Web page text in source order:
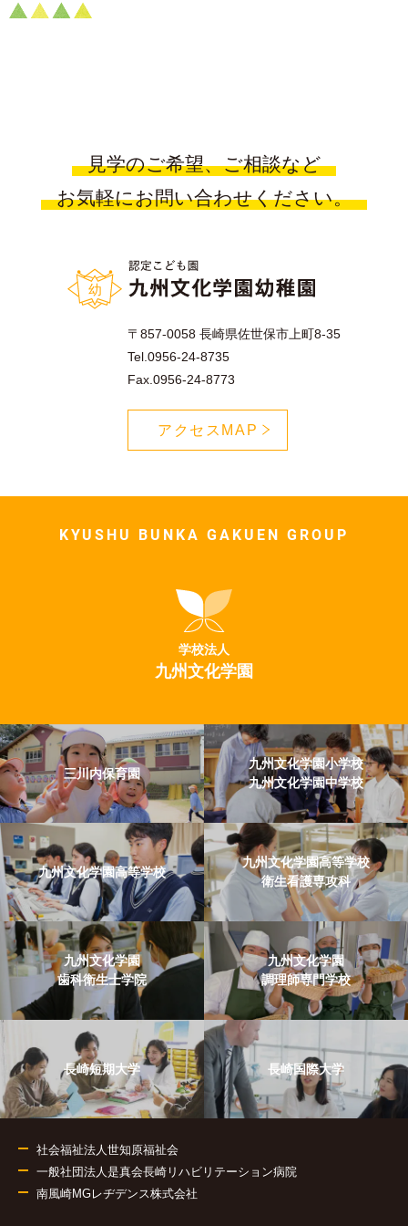
見学のご希望、ご相談など
お気軽にお問い合わせください。
〒857-0058 長崎県佐世保市上町8-35
Tel.0956-24-8735
Fax.0956-24-8773
アクセスMAP
KYUSHU BUNKA GAKUEN GROUP
学校法人
九州文化学園
三川内保育園
九州文化学園小学校
九州文化学園中学校
九州文化学園高等学校
九州文化学園高等学校
衛生看護専攻科
九州文化学園
歯科衛生士学院
九州文化学園
調理師専門学校
長崎短期大学 長崎国際大学
社会福祉法人世知原福祉会
一般社団法人是真会長崎リハビリテーション病院
南風崎MGレヂデンス株式会社